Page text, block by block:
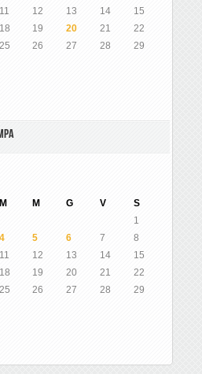
11 12 13 14
15
18 19 20 21
22
25 26 27 28
29
M M G V S
1
4 5 6 7
8
11 12 13 14
15
18 19 20 21
22
25 26 27 28
29